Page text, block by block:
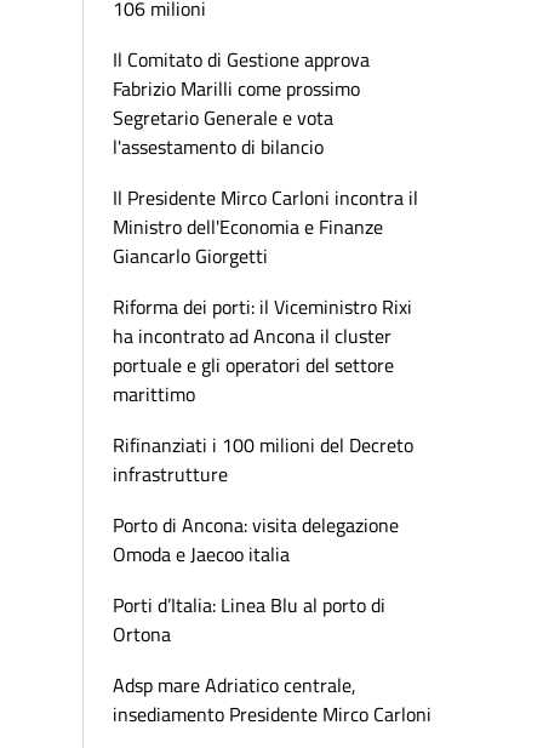
106 milioni
Il Comitato di Gestione approva
Fabrizio Marilli come prossimo
Segretario Generale e vota
l'assestamento di bilancio
Il Presidente Mirco Carloni incontra il
Ministro dell'Economia e Finanze
Giancarlo Giorgetti
Riforma dei porti: il Viceministro Rixi
ha incontrato ad Ancona il cluster
portuale e gli operatori del settore
marittimo
Rifinanziati i 100 milioni del Decreto
infrastrutture
Porto di Ancona: visita delegazione
Omoda e Jaecoo italia
Porti d’Italia: Linea Blu al porto di
Ortona
Adsp mare Adriatico centrale,
insediamento Presidente Mirco Carloni